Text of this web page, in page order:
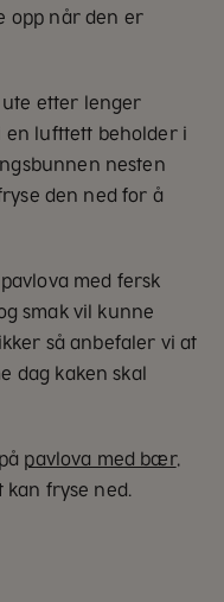
opp når den er
etter lenger
en lufttett beholder i
nesten
den ned for å
med fersk
smak vil kunne
så anbefaler vi at
dag kaken skal
pavlova med bær,
kan fryse ned.